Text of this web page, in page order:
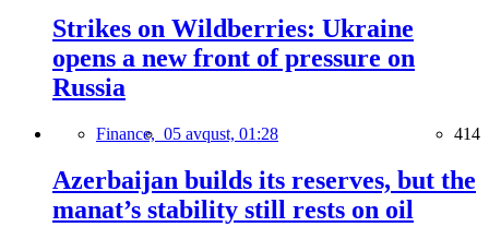
Strikes on Wildberries: Ukraine
opens a new front of pressure on
Russia
Finance, 05 avqust, 01:28 414
Azerbaijan builds its reserves, but the
manat’s stability still rests on oil